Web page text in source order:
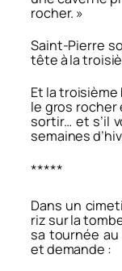
rocher. »
Saint-Pierre
tête à la
Et la
le gros rocher
sortir… et s’il
semaines
*****
Dans un
riz sur la
sa tournée au
et demande :